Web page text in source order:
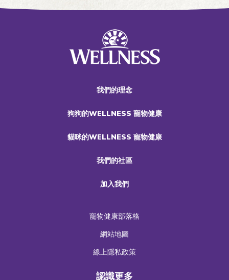
我們的理念
狗狗的WELLNESS 寵物健康
貓咪的WELLNESS 寵物健康
我們的社區
加入我們
寵物健康部落格
網站地圖
線上隱私政策
認識更多